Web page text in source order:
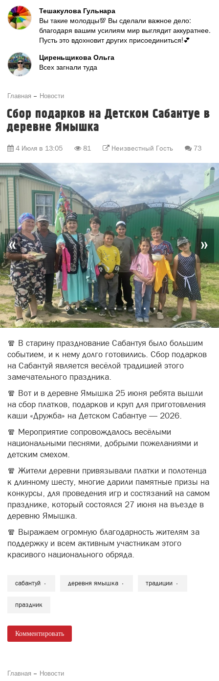
Тешакулова Гульнара
Вы такие молодцы💯 Вы сделали важное дело:
благодаря вашим усилиям мир выглядит аккуратнее.
Пусть это вдохновит других присоединиться!💕
Циреньщикова Ольга
Всех загнали туда
Главная Новости
Сбор подарков на Детском Сабантуе в
деревне Ямышка
4 Июля в 13:05 81 Неизвестный Гость 73
« »
🧣 В старину празднование Сабантуя было большим
событием, и к нему долго готовились. Сбор подарков
на Сабантуй является весёлой традицией этого
замечательного праздника.
🧣 Вот и в деревне Ямышка 25 июня ребята вышли
на сбор платков, подарков и круп для приготовления
каши «Дружба» на Детском Сабантуе — 2026.
🧣 Мероприятие сопровождалось весёлыми
национальными песнями, добрыми пожеланиями и
детским смехом.
🧣 Жители деревни привязывали платки и полотенца
к длинному шесту, многие дарили памятные призы на
конкурсы, для проведения игр и состязаний на самом
празднике, который состоялся 27 июня на въезде в
деревню Ямышка.
🧣 Выражаем огромную благодарность жителям за
поддержку и всем активным участникам этого
красивого национального обряда.
сабантуй деревня ямышка традиции
праздник
Комментировать
Главная Новости